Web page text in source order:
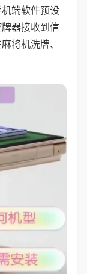
端软件预设
器接收到信
将机洗牌、